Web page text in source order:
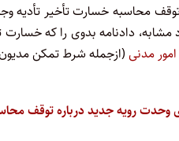
توقف محاسبه خسارت تأخیر
مشابه، دادنامه بدوی را که
مدنی (ازجمله شرط تمکن
رویه جدید درباره توقف